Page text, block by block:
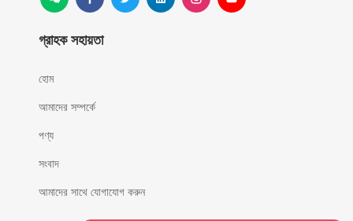
গ্রাহক সহায়তা
হোম
আমাদের সম্পর্কে
পণ্য
সংবাদ
আমাদের সাথে যোগাযোগ করুন